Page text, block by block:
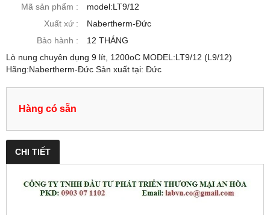
Mã sản phẩm :
model:LT9/12
Xuất xứ :
Nabertherm-Đức
Bảo hành :
12 THÁNG
Lò nung chuyên dụng 9 lít, 1200oC MODEL:LT9/12 (L9/12)
Hãng:Nabertherm-Đức Sản xuất tại: Đức
Hàng có sẵn
CHI TIẾT